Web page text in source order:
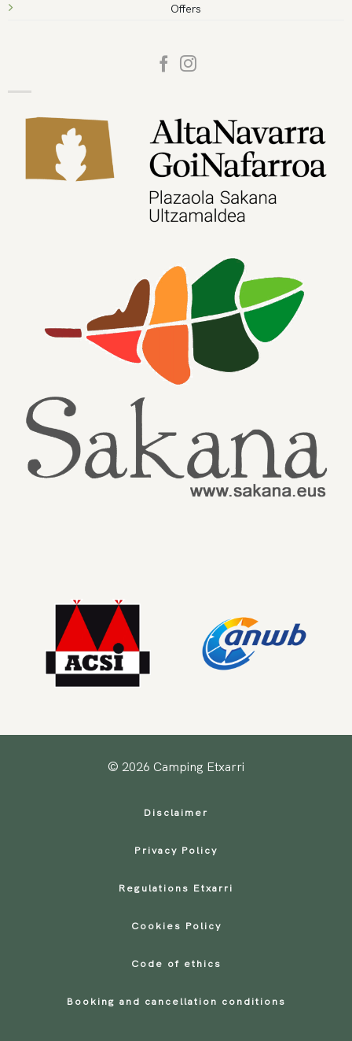
Offers
© 2026 Camping Etxarri
Disclaimer
Privacy Policy
Regulations Etxarri
Cookies Policy
Code of ethics
Booking and cancellation conditions